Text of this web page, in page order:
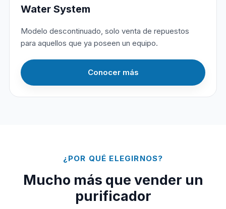
Water System
Modelo descontinuado, solo venta de repuestos
para aquellos que ya poseen un equipo.
Conocer más
¿POR QUÉ ELEGIRNOS?
Mucho más que vender un
purificador